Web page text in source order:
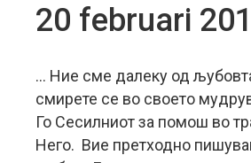
20 februari
… Ние сме далеку од
смирете се во своето
Го Сесилниот за помош во
Него. Вие претходно